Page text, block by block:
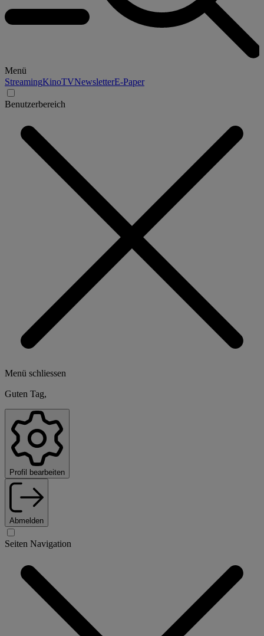
Menü
StreamingKinoTVNewsletterE-Paper
Benutzerbereich
Menü schliessen
Guten Tag,
Profil bearbeiten
Abmelden
Seiten Navigation